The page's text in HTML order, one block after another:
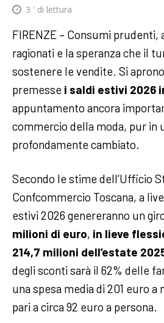
3 ' di lettura
FIRENZE – Consumi
ragionati e la speranza che il
sostenere le vendite. Si
premesse i saldi estivi 2026
appuntamento ancora
commercio della moda, pur in
profondamente cambiato.
Secondo le stime dell’Ufficio
Confcommercio Toscana, a
estivi 2026 genereranno un
milioni di euro, in lieve
214,7 milioni dell’estate
degli sconti sarà il 62% delle
una spesa media di 201 euro
pari a circa 92 euro a persona.